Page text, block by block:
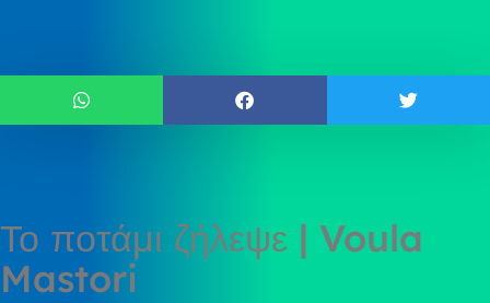
Το ποτάμι ζήλεψε | Voula
Mastori